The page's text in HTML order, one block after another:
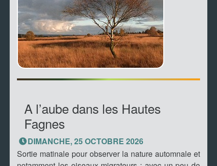
A l’aube dans les Hautes
Fagnes
DIMANCHE, 25 OCTOBRE 2026
Sortie matinale pour observer la nature automnale et